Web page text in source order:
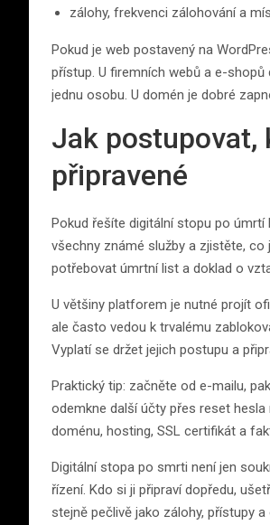
zálohy, frekvenci zálohování a
Pokud je web postavený na
přístup. U firemních webů a e-
jednu osobu. U domén je dobré
Jak postupovat,
připravené
Pokud řešíte digitální stopu po úmrtí
všechny známé služby a zjistěte,
potřebovat úmrtní list a doklad o
U většiny platforem je nutné projít
ale často vedou k trvalému
Vyplatí se držet jejich postupu a
Praktický tip: začněte od e-mailu,
odemkne další účty přes reset
doménu, hosting, SSL certifikát a
Digitální stopa po smrti není jen
řízení. Kdo si ji připraví dopředu,
stejně pečlivě jako zálohy, přístupy